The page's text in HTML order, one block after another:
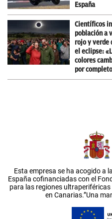
España
Científicos
población a
rojo y verde
el eclipse:
colores
por
Esta empresa se ha acogido a
España cofinanciadas con el
para las regiones
en Canarias.”Una